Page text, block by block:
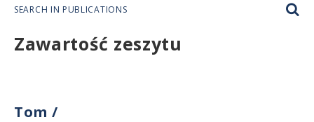
SEARCH IN PUBLICATIONS
Zawartość zeszytu
Tom /